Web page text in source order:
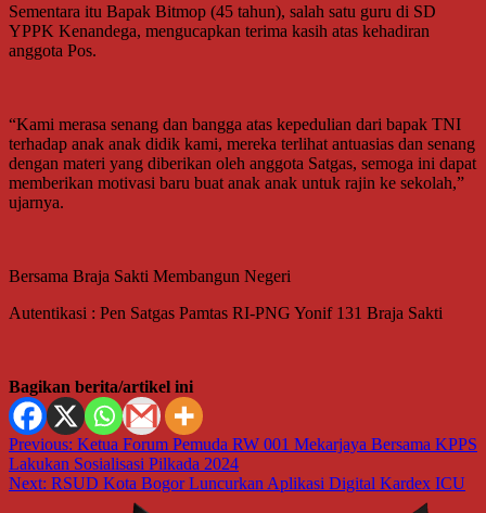
Sementara itu Bapak Bitmop (45 tahun), salah satu guru di SD
YPPK Kenandega, mengucapkan terima kasih atas kehadiran
anggota Pos.
“Kami merasa senang dan bangga atas kepedulian dari bapak TNI
terhadap anak anak didik kami, mereka terlihat antuasias dan senang
dengan materi yang diberikan oleh anggota Satgas, semoga ini dapat
memberikan motivasi baru buat anak anak untuk rajin ke sekolah,”
ujarnya.
Bersama Braja Sakti Membangun Negeri
Autentikasi : Pen Satgas Pamtas RI-PNG Yonif 131 Braja Sakti
Bagikan berita/artikel ini
Navigasi
pos
Previous: Ketua Forum Pemuda RW 001 Mekarjaya Bersama KPPS
Lakukan Sosialisasi Pilkada 2024
Next: RSUD Kota Bogor Luncurkan Aplikasi Digital Kardex ICU